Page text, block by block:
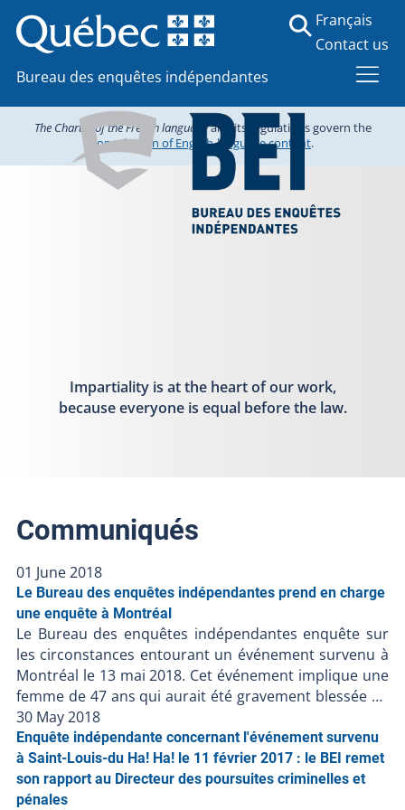
Bureau des enquêtes indépendantes
Français
Contact us
The Charter of the French languageand its regulations govern the
consultation of English-language content.
Impartiality is at the heart of our work,
because everyone is equal before the law.
Communiqués
01 June 2018
Le Bureau des enquêtes indépendantes prend en charge
une enquête à Montréal
Le Bureau des enquêtes indépendantes enquête sur
les circonstances entourant un événement survenu à
Montréal le 13 mai 2018. Cet événement implique une
femme de 47 ans qui aurait été gravement blessée au
cours d’une intervention du Service de police de la
Ville de Montréal. Les renseignements préliminaires
communiqués au BEI suggèrent ce qui suit : - Le 10
mai 2018 en soirée, le conjoint de la dame, inquiet
pour son état de santé, aurait rapporté sa disparition
30 May 2018
Enquête indépendante concernant l'événement survenu
à Saint-Louis-du Ha! Ha! le 11 février 2017 : le BEI remet
son rapport au Directeur des poursuites criminelles et
pénales